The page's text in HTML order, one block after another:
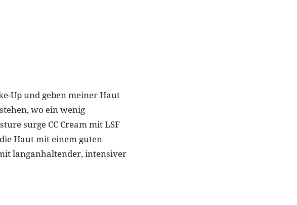
Up und geben meiner Haut
wo ein wenig
surge CC Cream mit LSF
Haut mit einem guten
langanhaltender, intensiver